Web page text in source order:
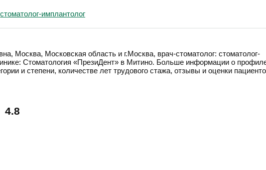
стоматолог-имплантолог
Москва, Московская область и г.Москва, врач-стоматолог: стоматолог-
Стоматология «ПрезиДент» в Митино. Больше информации о
и степени, количестве лет трудового стажа, отзывы и оценки
4.8